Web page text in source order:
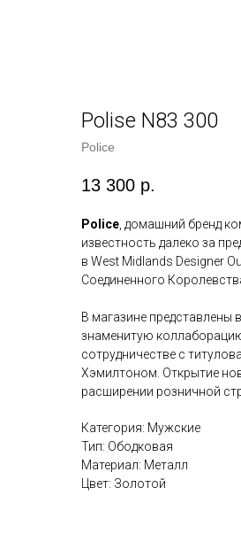
Polise N83 300
Police
13 300 р.
Police, домашний бренд
известность далеко за
в West Midlands Designer
Соединенного
В магазине представлены
знаменитую
сотрудничестве с
Хэмилтоном. Открытие
расширении розничной
Категория: Мужские
Тип: Ободковая
Материал: Металл
Цвет: Золотой